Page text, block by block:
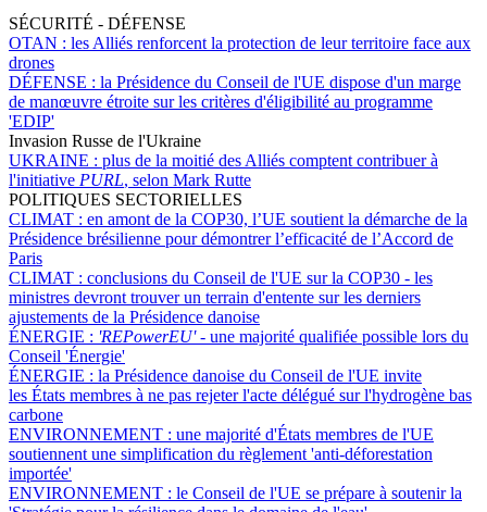
SÉCURITÉ - DÉFENSE
OTAN : les Alliés renforcent la protection de leur territoire face aux
drones
DÉFENSE : la Présidence du Conseil de l'UE dispose d'un marge
de manœuvre étroite sur les critères d'éligibilité au programme
'EDIP'
Invasion Russe de l'Ukraine
UKRAINE : plus de la moitié des Alliés comptent contribuer à
l'initiative PURL, selon Mark Rutte
POLITIQUES SECTORIELLES
CLIMAT : en amont de la COP30, l’UE soutient la démarche de la
Présidence brésilienne pour démontrer l’efficacité de l’Accord de
Paris
CLIMAT : conclusions du Conseil de l'UE sur la COP30 - les
ministres devront trouver un terrain d'entente sur les derniers
ajustements de la Présidence danoise
ÉNERGIE : 'REPowerEU' - une majorité qualifiée possible lors du
Conseil 'Énergie'
ÉNERGIE : la Présidence danoise du Conseil de l'UE invite
les États membres à ne pas rejeter l'acte délégué sur l'hydrogène bas
carbone
ENVIRONNEMENT : une majorité d'États membres de l'UE
soutiennent une simplification du règlement 'anti-déforestation
importée'
ENVIRONNEMENT : le Conseil de l'UE se prépare à soutenir la